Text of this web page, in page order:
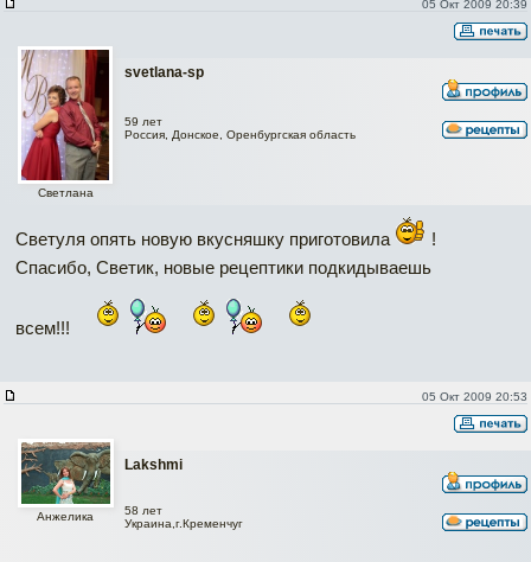
05 Окт 2009 20:39
svetlana-sp
Светлана
59 лет
Россия, Донское, Оренбургская область
Светуля опять новую вкусняшку приготовила
!
Спасибо, Светик, новые рецептики подкидываешь
всем!!!
05 Окт 2009 20:53
Lakshmi
Анжелика
58 лет
Украина,г.Кременчуг